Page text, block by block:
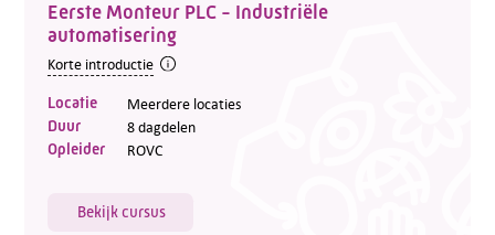
Eerste Monteur PLC - Industriële
automatisering
Korte introductie
Locatie Meerdere locaties
Duur 8 dagdelen
Opleider ROVC
Bekijk cursus